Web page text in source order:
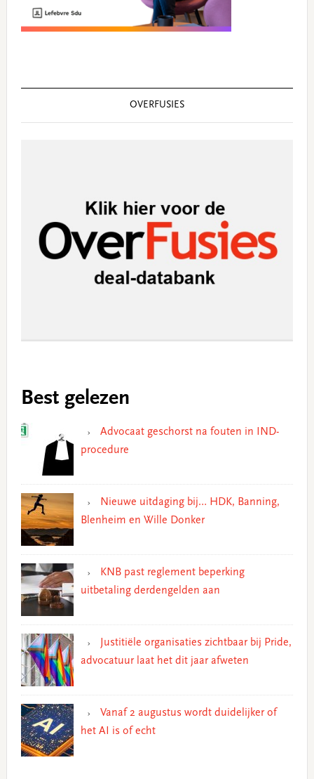
OVERFUSIES
Best gelezen
Advocaat geschorst na fouten in IND-
procedure
Nieuwe uitdaging bij… HDK, Banning,
Blenheim en Wille Donker
KNB past reglement beperking
uitbetaling derdengelden aan
Justitiële organisaties zichtbaar bij Pride,
advocatuur laat het dit jaar afweten
Vanaf 2 augustus wordt duidelijker of
het AI is of echt